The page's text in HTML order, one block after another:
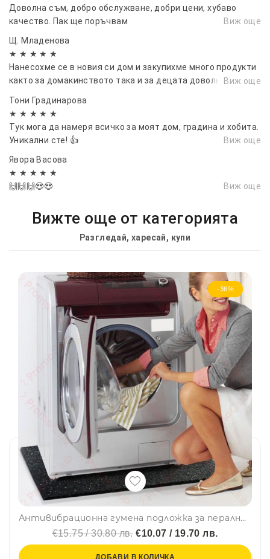
Доволна съм, добро обслужване, добри цени, хубаво
качество. Пак ще поръчвам
Виж още
Щ. Младенова
★ ★ ★ ★ ★
Нанесохме се в новия си дом и закупихме много продукти
както за домакинството така и за децата доволнаВиж още
Тони Градинарова
★ ★ ★ ★ ★
Тук мога да намеря всичко за моят дом, градина и хобита.
Уникални сте! 👍
Виж още
Явора Васовa
★ ★ ★ ★ ★
🙌🙌🙌😍😍
Виж още
Вижте още от категорията
Разгледай, харесай, купи
-36%
Антивибрационна гумена подложка за перални, сушилни и др- шумоизолираща, изолационна, антивибрационна 60х60х1 см
€15.75 / 30.80 лв.€10.07 / 19.70 лв.
ДОБАВИ В КОЛИЧКА